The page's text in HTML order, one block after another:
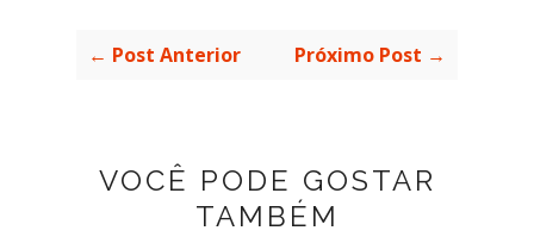
← Post Anterior Próximo Post →
VOCÊ PODE GOSTAR
TAMBÉM